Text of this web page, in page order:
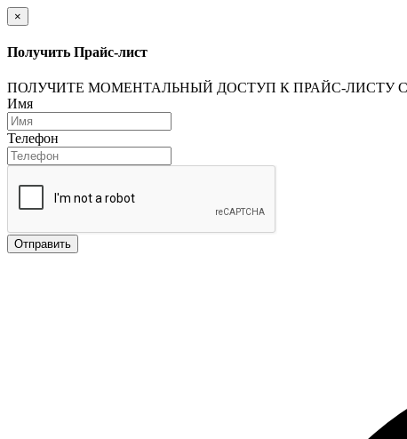
×
Получить Прайс-лист
ПОЛУЧИТЕ МОМЕНТАЛЬНЫЙ ДОСТУП К ПРАЙС-ЛИСТУ
Имя
Телефон
Отправить